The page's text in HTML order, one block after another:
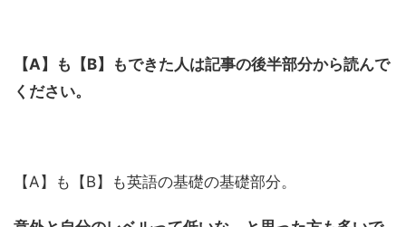
【A】も【B】もできた人は記事の後半部分から読んで
ください。
【A】も【B】も英語の基礎の基礎部分。